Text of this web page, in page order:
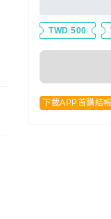
TWD 500
下載APP首購結